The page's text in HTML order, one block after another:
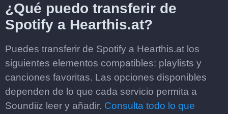
¿Qué puedo transferir de
Spotify a Hearthis.at?
Puedes transferir de Spotify a Hearthis.at los
siguientes elementos compatibles: playlists y
canciones favoritas. Las opciones disponibles
dependen de lo que cada servicio permita a
Soundiiz leer y añadir. Consulta todo lo que